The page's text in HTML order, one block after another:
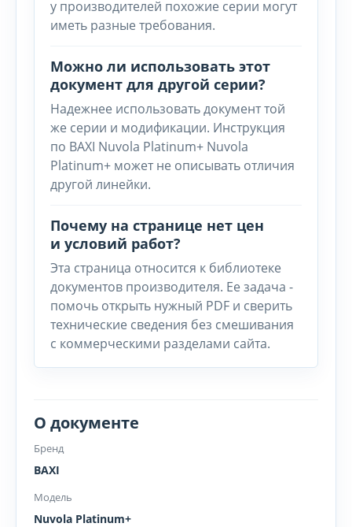
у производителей похожие серии могут
иметь разные требования.
Можно ли использовать этот
документ для другой серии?
Надежнее использовать документ той
же серии и модификации. Инструкция
по BAXI Nuvola Platinum+ Nuvola
Platinum+ может не описывать отличия
другой линейки.
Почему на странице нет цен
и условий работ?
Эта страница относится к библиотеке
документов производителя. Ее задача -
помочь открыть нужный PDF и сверить
технические сведения без смешивания
с коммерческими разделами сайта.
О документе
Бренд
BAXI
Модель
Nuvola Platinum+